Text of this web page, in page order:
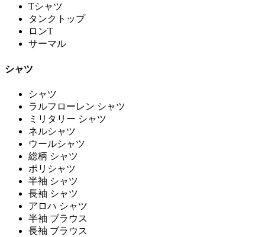
Tシャツ
タンクトップ
ロンT
サーマル
シャツ
シャツ
ラルフローレン シャツ
ミリタリー シャツ
ネルシャツ
ウールシャツ
総柄 シャツ
ポリシャツ
半袖 シャツ
長袖 シャツ
アロハ シャツ
半袖 ブラウス
長袖 ブラウス